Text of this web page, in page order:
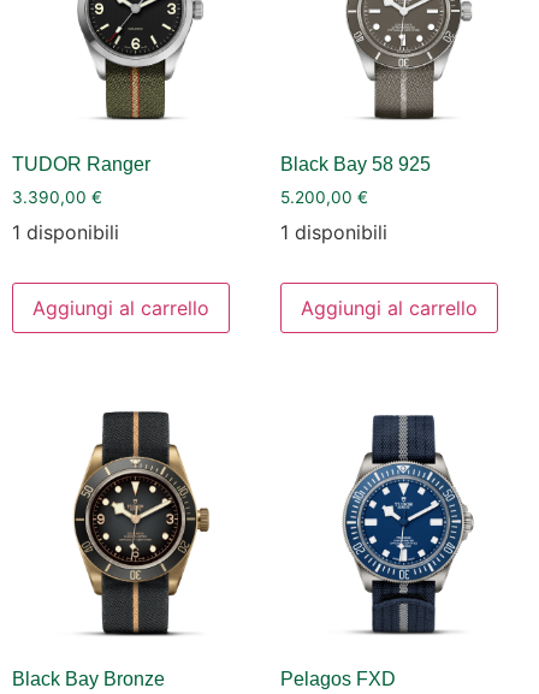
TUDOR Ranger
3.390,00 €
1 disponibili
Aggiungi al carrello
Black Bay 58 925
5.200,00 €
1 disponibili
Aggiungi al carrello
Black Bay Bronze Pelagos FXD